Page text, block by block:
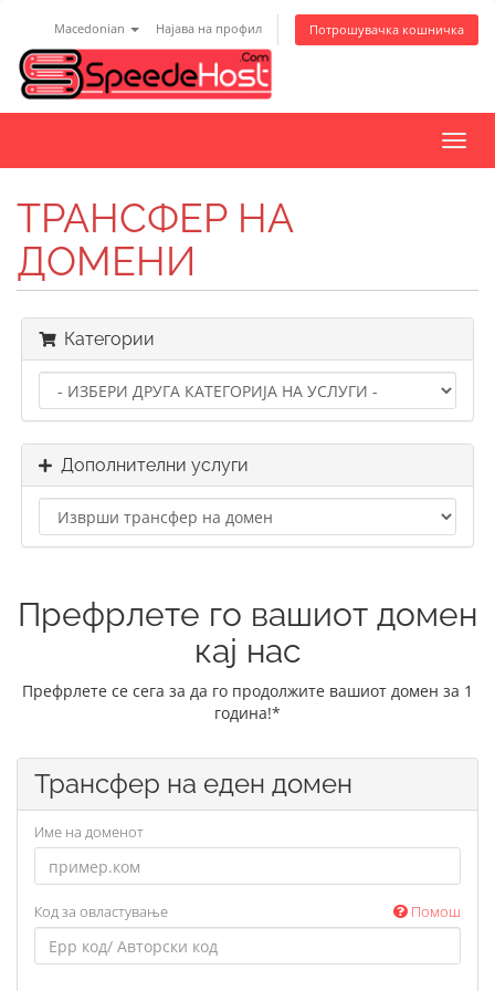
Macedonian Најава на профил Потрошувачка кошничка
ја
ТРАНСФЕР НА
ДОМЕНИ
Категории
Дополнителни услуги
Префрлете го вашиот домен
кај нас
Префрлете се сега за да го продолжите вашиот домен за 1
година!*
Трансфер на еден домен
Име на доменот
Код за овластување Помош